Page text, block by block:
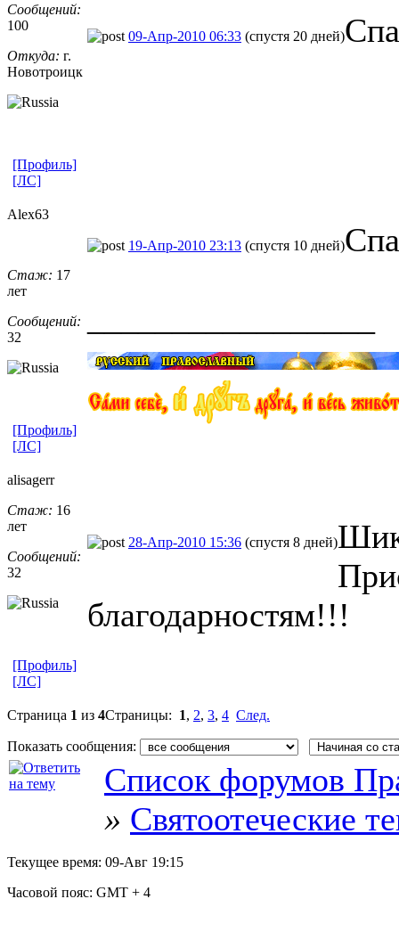
Сообщений:
100
Откуда: г.
Новотроицк
09-Апр-2010 06:33 (спустя 20 дней)
[Профиль]
[ЛС]
Alex63
Стаж: 17
лет
Сообщений:
32
19-Апр-2010 23:13 (спустя 10 дней)
[Профиль]
[ЛС]
alisagerr
Стаж: 16
лет
Сообщений:
32
28-Апр-2010 15:36 (спустя 8 дней)
благодарностям!!!
[Профиль]
[ЛС]
Страница 1 из 4Страницы: 1, 2, 3, 4 След.
Показать сообщения:
Список форумов
» Святоотеческие
Текущее время: 09-Авг 19:15
Часовой пояс: GMT + 4